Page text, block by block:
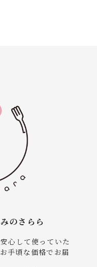
のさらら
心して使っていた
手頃な価格でお届